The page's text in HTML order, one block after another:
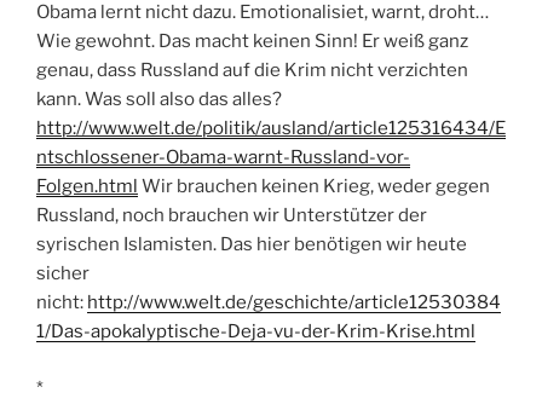
Obama lernt nicht dazu. Emotionalisiet, warnt, droht…
Wie gewohnt. Das macht keinen Sinn! Er weiß ganz
genau, dass Russland auf die Krim nicht verzichten
kann. Was soll also das alles?
http://www.welt.de/politik/ausland/article125316434/E
ntschlossener-Obama-warnt-Russland-vor-
Folgen.html Wir brauchen keinen Krieg, weder gegen
Russland, noch brauchen wir Unterstützer der
syrischen Islamisten. Das hier benötigen wir heute
sicher
nicht: http://www.welt.de/geschichte/article12530384
1/Das-apokalyptische-Deja-vu-der-Krim-Krise.html
*